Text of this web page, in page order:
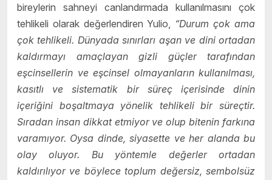
bireylerin sahneyi canlandırmada kullanılmasını çok
tehlikeli olarak değerlendiren Yulio, “Durum çok ama
çok tehlikeli. Dünyada sınırları aşan ve dini ortadan
kaldırmayı amaçlayan gizli güçler tarafından
eşcinsellerin ve eşcinsel olmayanların kullanılması,
kasıtlı ve sistematik bir süreç içerisinde dinin
içeriğini boşaltmaya yönelik tehlikeli bir süreçtir.
Sıradan insan dikkat etmiyor ve olup bitenin farkına
varamıyor. Oysa dinde, siyasette ve her alanda bu
olay oluyor. Bu yöntemle değerler ortadan
kaldırılıyor ve böylece toplum değersiz, sembolsüz